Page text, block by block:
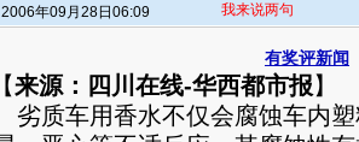
年09月28日06:09 我来说两句
有奖评新闻
【来源：四川在线-华西都市报】
质车用香水不仅会腐蚀车内塑